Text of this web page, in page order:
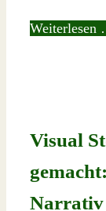
Weiterlesen
Visual
Narrativ